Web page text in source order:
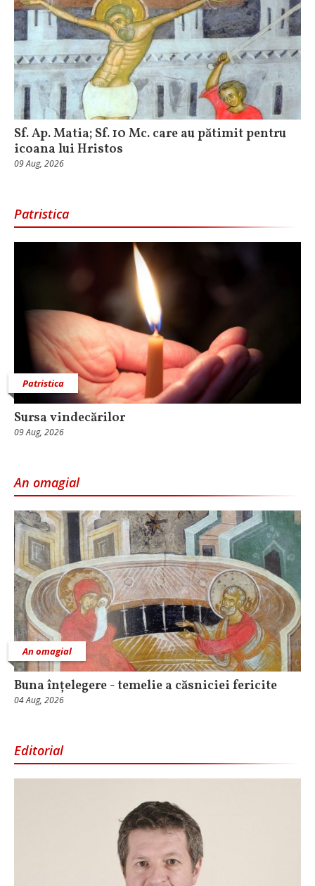
Sf. Ap. Matia; Sf. 10 Mc. care au pătimit pentru
icoana lui Hristos
09 Aug, 2026
Patristica
Patristica
Sursa vindecărilor
09 Aug, 2026
An omagial
An omagial
Buna înțelegere - temelie a căsniciei fericite
04 Aug, 2026
Editorial